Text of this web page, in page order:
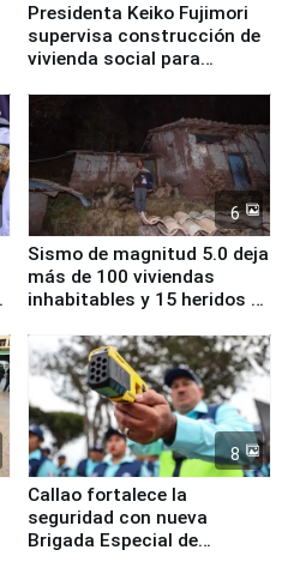
Presidenta Keiko Fujimori
supervisa construcción de
vivienda social para
6
Sismo de magnitud 5.0 deja
más de 100 viviendas
inhabitables y 15 heridos en
8
Callao fortalece la
seguridad con nueva
Brigada Especial de